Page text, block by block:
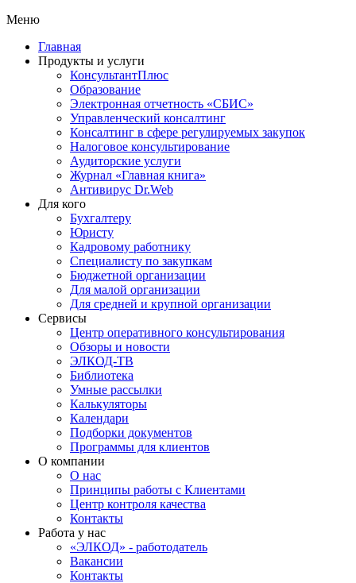
Меню
Главная
Продукты и услуги
КонсультантПлюс
Образование
Электронная отчетность «СБИС»
Управленческий консалтинг
Консалтинг в сфере регулируемых закупок
Налоговое консультирование
Аудиторские услуги
Журнал «Главная книга»
Антивирус Dr.Web
Для кого
Бухгалтеру
Юристу
Кадровому работнику
Специалисту по закупкам
Бюджетной организации
Для малой организации
Для средней и крупной организации
Сервисы
Центр оперативного консультирования
Обзоры и новости
ЭЛКОД-ТВ
Библиотека
Умные рассылки
Калькуляторы
Календари
Подборки документов
Программы для клиентов
О компании
О нас
Принципы работы с Клиентами
Центр контроля качества
Контакты
Работа у нас
«ЭЛКОД» - работодатель
Вакансии
Контакты